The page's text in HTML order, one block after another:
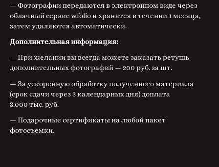
— Фотографии передаются в электронном виде через
облачный сервис wfolio и хранятся в течении 1 месяца,
затем удаляются автоматически.
Дополнительная информация:
— При желании вы всегда можете заказать ретушь
дополнительных фотографий — 200 руб. за шт.
— За ускоренную обработку полученного материала
(срок сдачи через 3 календарных дня) доплата
3.000 тыс. руб.
— Подарочные сертификаты на любой пакет
фотосъемки.